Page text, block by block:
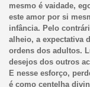
mesmo é vaidade,
este amor por si
infância. Pelo
alheio, a expectativa
ordens dos adultos.
desejos dos outros
E nesse esforço,
é como centelha